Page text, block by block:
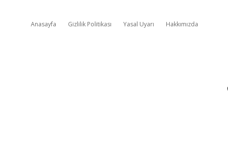
Anasayfa Gizlilik Politikası Yasal Uyarı Hakkımızda